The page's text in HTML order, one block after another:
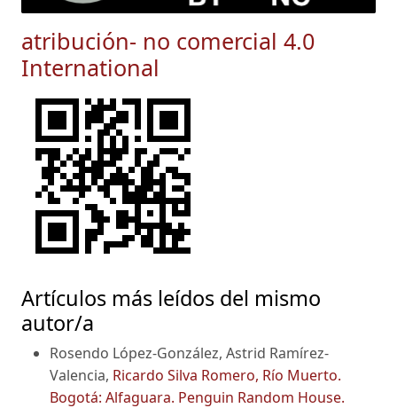
atribución- no comercial 4.0
International
Artículos más leídos del mismo
autor/a
Rosendo López-González, Astrid Ramírez-
Valencia, Ricardo Silva Romero, Río Muerto.
Bogotá: Alfaguara. Penguin Random House.